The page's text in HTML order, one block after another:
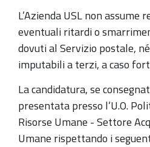
L’Azienda USL non assume
eventuali ritardi o
dovuti al Servizio postale,
imputabili a terzi, a caso
La candidatura, se
presentata presso l’U.O.
Risorse Umane - Settore
Umane rispettando i